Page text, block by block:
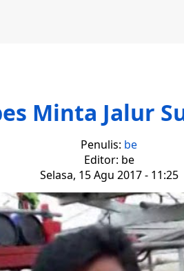
Minta Jalur
Penulis: be
Editor: be
Selasa, 15 Agu 2017 - 11:25